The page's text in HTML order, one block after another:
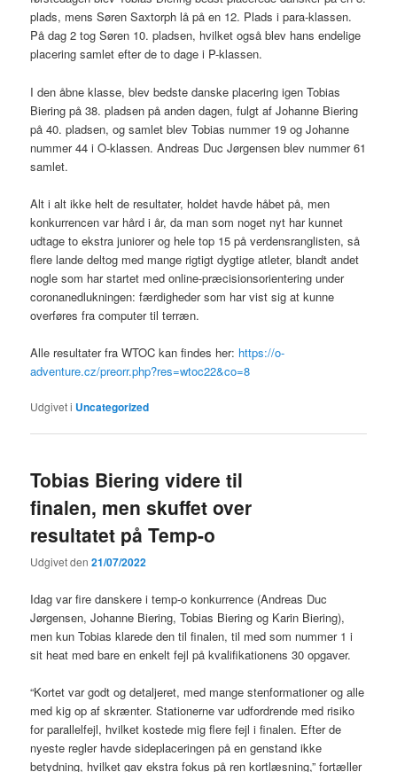
plads, mens Søren Saxtorph lå på en 12. Plads i para-klassen.
På dag 2 tog Søren 10. pladsen, hvilket også blev hans endelige
placering samlet efter de to dage i P-klassen.
I den åbne klasse, blev bedste danske placering igen Tobias
Biering på 38. pladsen på anden dagen, fulgt af Johanne Biering
på 40. pladsen, og samlet blev Tobias nummer 19 og Johanne
nummer 44 i O-klassen. Andreas Duc Jørgensen blev nummer 61
samlet.
Alt i alt ikke helt de resultater, holdet havde håbet på, men
konkurrencen var hård i år, da man som noget nyt har kunnet
udtage to ekstra juniorer og hele top 15 på verdensranglisten, så
flere lande deltog med mange rigtigt dygtige atleter, blandt andet
nogle som har startet med online-præcisionsorientering under
coronanedlukningen: færdigheder som har vist sig at kunne
overføres fra computer til terræn.
Alle resultater fra WTOC kan findes her: https://o-
adventure.cz/preorr.php?res=wtoc22&co=8
Udgivet i Uncategorized
Tobias Biering videre til
finalen, men skuffet over
resultatet på Temp-o
Udgivet den21/07/2022
Idag var fire danskere i temp-o konkurrence (Andreas Duc
Jørgensen, Johanne Biering, Tobias Biering og Karin Biering),
men kun Tobias klarede den til finalen, til med som nummer 1 i
sit heat med bare en enkelt fejl på kvalifikationens 30 opgaver.
“Kortet var godt og detaljeret, med mange stenformationer og alle
med kig op af skrænter. Stationerne var udfordrende med risiko
for parallelfejl, hvilket kostede mig flere fejl i finalen. Efter de
nyeste regler havde sideplaceringen på en genstand ikke
betydning, hvilket gav ekstra fokus på ren kortlæsning,” fortæller